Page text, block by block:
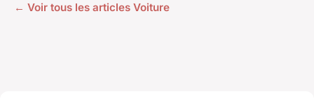
← Voir tous les articles Voiture